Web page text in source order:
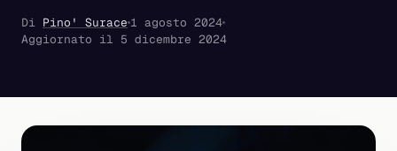
Di Pino' Surace 1 agosto 2024
Aggiornato il 5 dicembre 2024